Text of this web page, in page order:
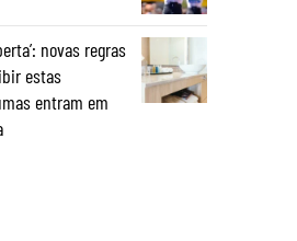
novas regras
estas
entram em